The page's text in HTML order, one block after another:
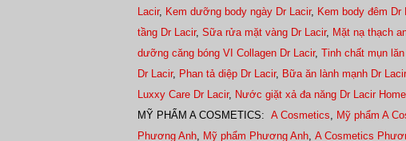
Lacir, Kem dưỡng body ngày Dr Lacir, Kem body đêm Dr
tầng Dr Lacir, Sữa rửa mặt vàng Dr Lacir, Mặt nạ thạch
dưỡng căng bóng VI Collagen Dr Lacir, Tinh chất mụn
Dr Lacir, Phan tả diệp Dr Lacir, Bữa ăn lành mạnh Dr Lacir
Luxxy Care Dr Lacir, Nước giặt xả đa năng Dr Lacir
MỸ PHẨM A COSMETICS: A Cosmetics Mỹ phẩm A
Phương Anh
Mỹ phẩm Phương Anh A Cosmetics